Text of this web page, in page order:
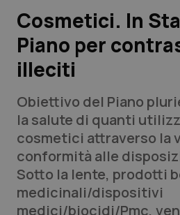
Lavoro e Professioni
Scienza e Farmaci
Studi e Analisi
Lettere al direttore
Edizioni Regionali
QS Pro
Cosmetici. In
Piano per
illeciti
Obiettivo del Piano
la salute di quanti
cosmetici attraverso la
conformità alle
Sotto la lente, prodotti
medicinali/dispositivi
medici/biocidi/Pmc,